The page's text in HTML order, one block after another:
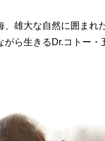
、雄大な自然に囲まれ
ら生きるDr.コトー・